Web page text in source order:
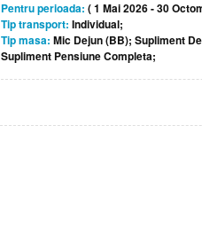
Pentru perioada: ( 1 Mai 2026 - 30
Tip transport: Individual;
Tip masa: Mic Dejun (BB); Supliment
Supliment Pensiune Completa;